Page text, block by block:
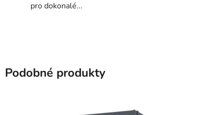
pro dokonalé...
Podobné produkty